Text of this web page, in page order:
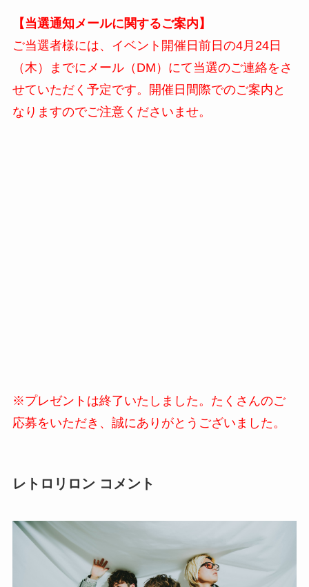
【当選通知メールに関するご案内】
ご当選者様には、イベント開催日前日の4月24日
（木）までにメール（DM）にて当選のご連絡をさ
せていただく予定です。開催日間際でのご案内と
なりますのでご注意くださいませ。
※プレゼントは終了いたしました。たくさんのご
応募をいただき、誠にありがとうございました。
レトロリロン コメント